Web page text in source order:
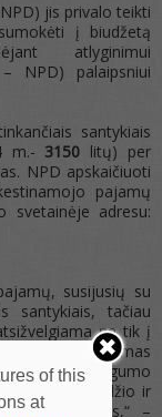
jis privalo teikti
į biudžetą
atlyginimui
NPD) palaipsniui
santykiais
m.- 3150 litų) per
NPD apskaičiuoti
pajamų
svetainėje adresu:
susijusių su
santykiais, tačiau
ne tik į
apmokestinamas
darbingumo
pajamų dydžio ir
pajamoms,“ –
of this
at